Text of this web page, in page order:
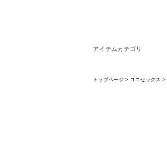
アイテムカテゴリ
トップページ > ユニセックス >